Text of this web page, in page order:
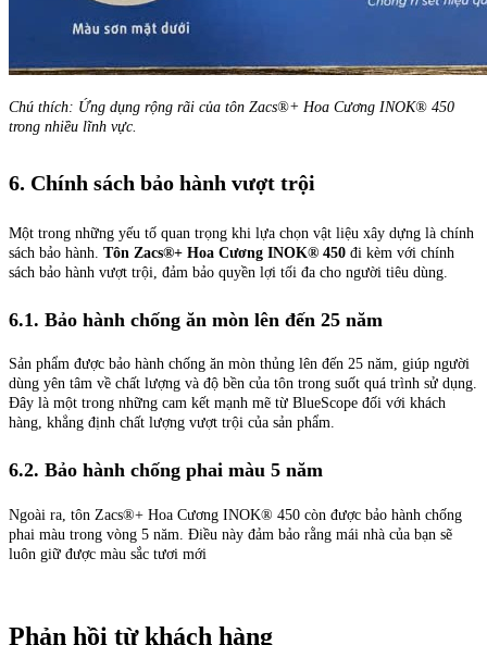
Chú thích: Ứng dụng rộng rãi của tôn Zacs®+ Hoa Cương INOK® 450
trong nhiều lĩnh vực.
6. Chính sách bảo hành vượt trội
Một trong những yếu tố quan trọng khi lựa chọn vật liệu xây dựng là chính
sách bảo hành. Tôn Zacs®+ Hoa Cương INOK® 450 đi kèm với chính
sách bảo hành vượt trội, đảm bảo quyền lợi tối đa cho người tiêu dùng.
6.1. Bảo hành chống ăn mòn lên đến 25 năm
Sản phẩm được bảo hành chống ăn mòn thủng lên đến 25 năm, giúp người
dùng yên tâm về chất lượng và độ bền của tôn trong suốt quá trình sử dụng.
Đây là một trong những cam kết mạnh mẽ từ BlueScope đối với khách
hàng, khẳng định chất lượng vượt trội của sản phẩm.
6.2. Bảo hành chống phai màu 5 năm
Ngoài ra, tôn Zacs®+ Hoa Cương INOK® 450 còn được bảo hành chống
phai màu trong vòng 5 năm. Điều này đảm bảo rằng mái nhà của bạn sẽ
luôn giữ được màu sắc tươi mới
Phản hồi từ khách hàng